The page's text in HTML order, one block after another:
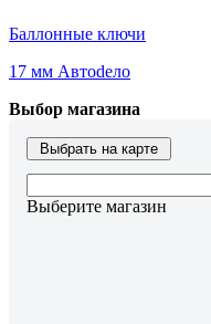
Баллонные ключи
17 мм Автоdело
Выбор магазина
Выбрать на карте
Выберите магазин